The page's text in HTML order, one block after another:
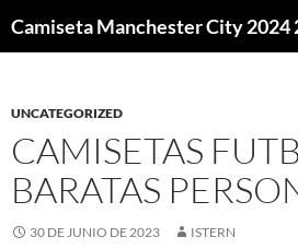
Camiseta Manchester City 2024
UNCATEGORIZED
CAMISETAS
BARATAS
30 DE JUNIO DE 2023 ISTERN